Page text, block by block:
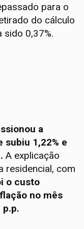
para o
do cálculo
sido 0,37%.
a
subiu 1,22% e
A explicação
residencial, com
o custo
no mês
p.p.